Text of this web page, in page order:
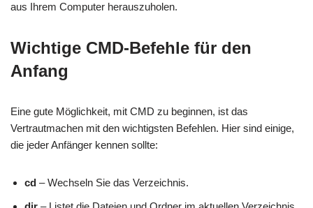
aus Ihrem Computer herauszuholen.
Wichtige CMD-Befehle für den
Anfang
Eine gute Möglichkeit, mit CMD zu beginnen, ist das
Vertrautmachen mit den wichtigsten Befehlen. Hier sind einige,
die jeder Anfänger kennen sollte:
cd – Wechseln Sie das Verzeichnis.